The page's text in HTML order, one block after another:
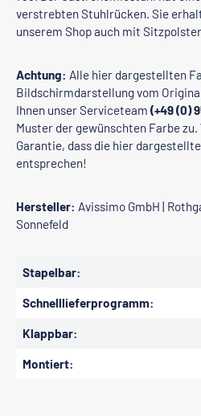
verstrebten Stuhlrücken. Sie
unserem Shop auch mit
Achtung: Alle hier dargestellten
Bildschirmdarstellung vom
Ihnen unser Serviceteam (+49 (0)
Muster der gewünschten Farbe
Garantie, dass die hier
entsprechen!
Hersteller: Avissimo GmbH |
Sonnefeld
Stapelbar:
Schnelllieferprogramm:
Klappbar:
Montiert: